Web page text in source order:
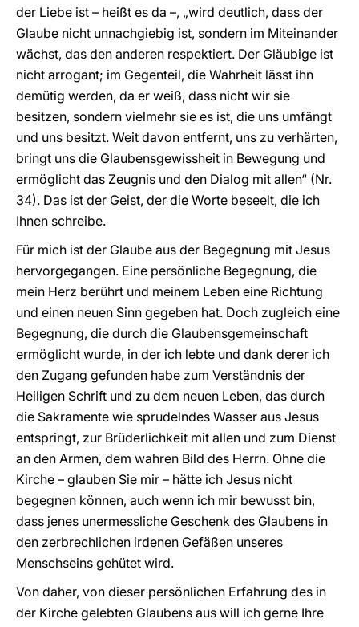
der Liebe ist – heißt es da –, „wird deutlich, dass der
Glaube nicht unnachgiebig ist, sondern im Miteinander
wächst, das den anderen respektiert. Der Gläubige ist
nicht arrogant; im Gegenteil, die Wahrheit lässt ihn
demütig werden, da er weiß, dass nicht wir sie
besitzen, sondern vielmehr sie es ist, die uns umfängt
und uns besitzt. Weit davon entfernt, uns zu verhärten,
bringt uns die Glaubensgewissheit in Bewegung und
ermöglicht das Zeugnis und den Dialog mit allen“ (Nr.
34). Das ist der Geist, der die Worte beseelt, die ich
Ihnen schreibe.
Für mich ist der Glaube aus der Begegnung mit Jesus
hervorgegangen. Eine persönliche Begegnung, die
mein Herz berührt und meinem Leben eine Richtung
und einen neuen Sinn gegeben hat. Doch zugleich eine
Begegnung, die durch die Glaubensgemeinschaft
ermöglicht wurde, in der ich lebte und dank derer ich
den Zugang gefunden habe zum Verständnis der
Heiligen Schrift und zu dem neuen Leben, das durch
die Sakramente wie sprudelndes Wasser aus Jesus
entspringt, zur Brüderlichkeit mit allen und zum Dienst
an den Armen, dem wahren Bild des Herrn. Ohne die
Kirche – glauben Sie mir – hätte ich Jesus nicht
begegnen können, auch wenn ich mir bewusst bin,
dass jenes unermessliche Geschenk des Glaubens in
den zerbrechlichen irdenen Gefäßen unseres
Menschseins gehütet wird.
Von daher, von dieser persönlichen Erfahrung des in
der Kirche gelebten Glaubens aus will ich gerne Ihre